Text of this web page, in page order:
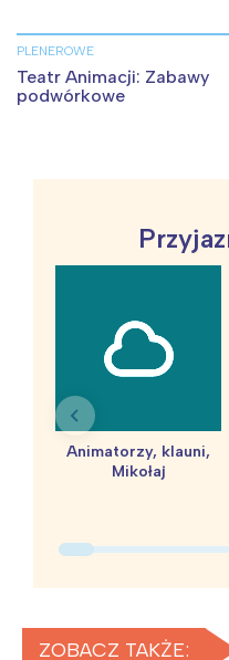
PLENEROWE
Teatr Animacji: Zabawy
podwórkowe
Animatorzy, klauni,
Mikołaj
ZOBACZ TAKŻE: